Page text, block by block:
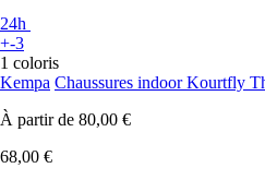
24h
+-3
1 coloris
Kempa Chaussures indoor Kourtfly
À partir de 80,00 €
68,00 €